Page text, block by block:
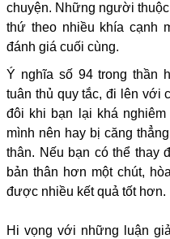
chuyện. Những người
thứ theo nhiều khía cạnh
đánh giá cuối cùng.
Ý nghĩa số 94 trong thần
tuân thủ quy tắc, đi lên với
đôi khi bạn lại khá
mình nên hay bị căng
thân. Nếu bạn có thể thay
bản thân hơn một chút,
được nhiều kết quả tốt hơn.
Hi vọng với những luận